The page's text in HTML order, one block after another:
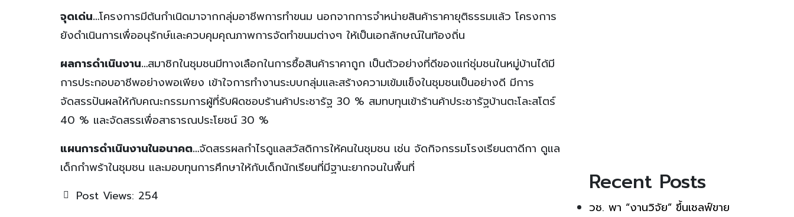
จุดเด่น…โครงการมีต้นกำเนิดมาจากกลุ่มอาชีพการทำขนม นอกจากการจำหน่ายสินค้าราคายุติธรรมแล้ว โครงการ
ยังดำเนินการเพื่ออนุรักษ์และควบคุมคุณภาพการจัดทำขนมต่างๆ ให้เป็นเอกลักษณ์ในท้องถิ่น
ผลการดำเนินงาน…สมาชิกในชุมชนมีทางเลือกในการซื้อสินค้าราคาถูก เป็นตัวอย่างที่ดีของแก่ชุ่มชนในหมู่บ้านได้มี
การประกอบอาชีพอย่างพอเพียง เข้าใจการทำงานระบบกลุ่มและสร้างความเข้มแข็งในชุมชนเป็นอย่างดี มีการ
จัดสรรปันผลให้กับคณะกรรมการผู้ที่รับผิดชอบร้านค้าประชารัฐ 30 % สมทบทุนเข้าร้านค้าประชารัฐบ้านตะโละสโตร์
40 % และจัดสรรเพื่อสาธารณประโยชน์ 30 %
แผนการดำเนินงานในอนาคต…จัดสรรผลกำไรดูแลสวัสดิการให้คนในชุมชน เช่น จัดกิจกรรมโรงเรียนตาดีกา ดูแล
เด็กกำพร้าในชุมชน และมอบทุนการศึกษาให้กับเด็กนักเรียนที่มีฐานะยากจนในพื้นที่
Post Views: 254 Recent Posts
วช. พา “งานวิจัย” ขึ้นเชลฟ์ขาย